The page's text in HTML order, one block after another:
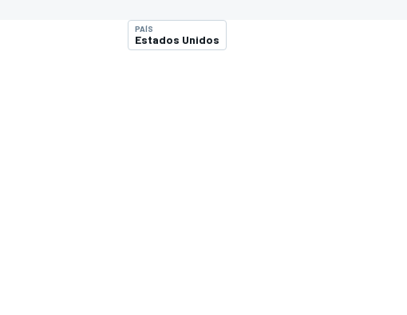
PAÍS
Estados Unidos